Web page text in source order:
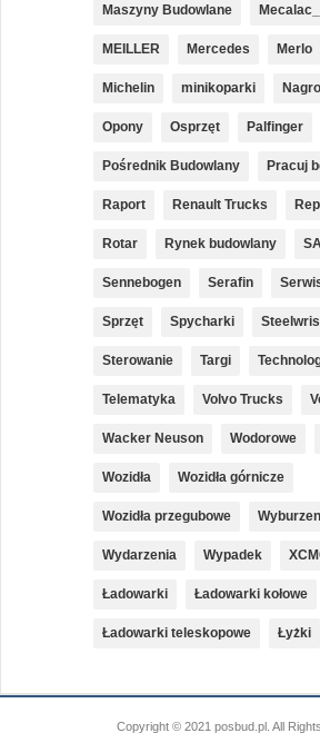
Maszyny Budowlane Mecalac_
MEILLER Mercedes Merlo
Michelin minikoparki
Opony Osprzęt Palfinger
Pośrednik Budowlany Pracuj
Raport Renault Trucks
Rotar Rynek budowlany
Sennebogen Serafin
Sprzęt Spycharki
Sterowanie Targi
Telematyka Volvo Trucks
Wacker Neuson Wodorowe
Wozidła Wozidła górnicze
Wozidła przegubowe
Wydarzenia Wypadek
Ładowarki Ładowarki kołowe
Ładowarki teleskopowe Łyżki
Copyright © 2021 posbud.pl. All